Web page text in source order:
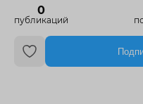
0
публикаций